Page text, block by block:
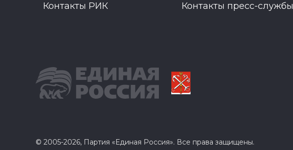
Контакты РИК Контакты пресс-службы
© 2005-2026, Партия «Единая Россия». Все права защищены.